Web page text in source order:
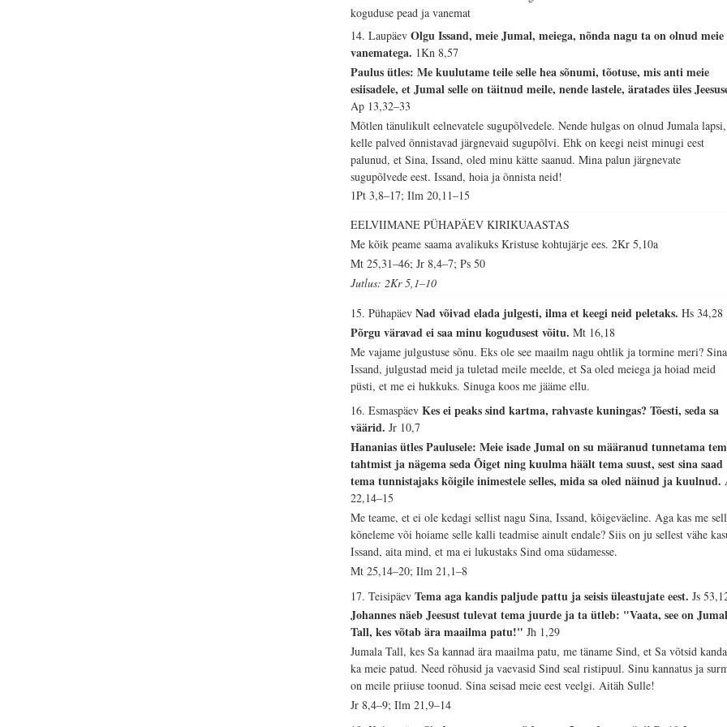
koguduse pead ja vanemat
14. LaupäevOlgu Issand, meie Jumal, meiega, nõnda nagu ta on olnud meie
vanematega. 1Kn 8,57
Paulus ütles: Me kuulutame teile selle hea sõnumi, tõotuse, mis anti meie
esiisadele, et Jumal selle on täitnud meile, nende lastele, äratades üles
Ap 13,32–33
Mõtlen tänulikult eelnevatele sugupõlvedele. Nende hulgas on olnud Jumala lapsi,
kelle palved õnnistavad järgnevaid sugupõlvi. Ehk on keegi neist minugi eest
palunud, et Sina, Issand, oled minu kätte saanud. Mina palun järgnevate
sugupõlvede eest. Issand, hoia ja õnnista neid!
1Pt 3,8–17; Ilm 20,11–15
EELVIIMANE PÜHAPÄEV KIRIKUAASTAS
Me kõik peame saama avalikuks Kristuse kohtujärje ees.2Kr 5,10a
Mt 25,31–46; Jr 8,4–7; Ps 50
Jutlus: 2Kr 5,1–10
15. PühapäevNad võivad elada julgesti, ilma et keegi neid peletaks.Hs 34,28
Põrgu väravad ei saa minu kogudusest võitu.Mt 16,18
Me vajame julgustuse sõnu. Eks ole see maailm nagu ohtlik ja tormine meri?
Issand, julgustad meid ja tuletad meile meelde, et Sa oled meiega ja hoiad meid
püsti, et me ei hukkuks. Sinuga koos me jääme ellu.
16. EsmaspäevKes ei peaks sind kartma, rahvaste kuningas? Tõesti, seda sa
väärid.Jr 10,7
Hananias ütles Paulusele: Meie isade Jumal on su määranud tunnetama
tahtmist ja nägema seda Õiget ning kuulma häält tema suust, sest sina saad
tema tunnistajaks kõigile inimestele selles, mida sa oled näinud ja kuulnud.
22,14–15
Me teame, et ei ole kedagi sellist nagu Sina, Issand, kõigeväeline. Aga kas me
kõneleme või hoiame selle kalli teadmise ainult endale? Siis on ju sellest vähe
Issand, aita mind, et ma ei lukustaks Sind oma südamesse.
Mt 25,14–20; Ilm 21,1–8
17. TeisipäevTema aga kandis paljude pattu ja seisis üleastujate eest.Js
Johannes näeb Jeesust tulevat tema juurde ja ta ütleb: "Vaata, see on
Tall, kes võtab ära maailma patu!"Jh 1,29
Jumala Tall, kes Sa kannad ära maailma patu, me täname Sind, et Sa võtsid kanda
ka meie patud. Need rõhusid ja vaevasid Sind seal ristipuul. Sinu kannatus ja
on meile priiuse toonud. Sina seisad meie eest veelgi. Aitäh Sulle!
Jr 8,4–9; Ilm 21,9–14